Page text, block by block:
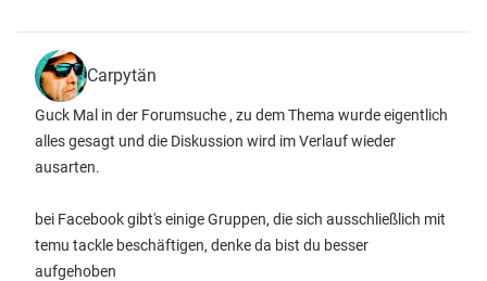
Carpytän
Guck Mal in der Forumsuche , zu dem Thema wurde eigentlich
alles gesagt und die Diskussion wird im Verlauf wieder
ausarten.
bei Facebook gibt's einige Gruppen, die sich ausschließlich mit
temu tackle beschäftigen, denke da bist du besser
aufgehoben